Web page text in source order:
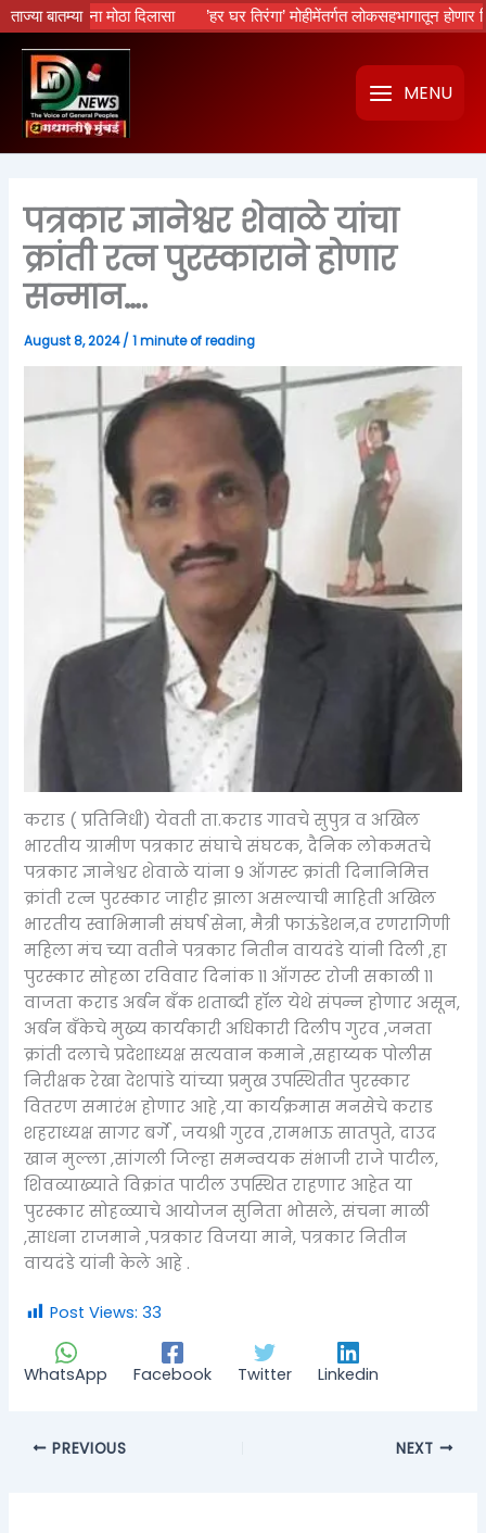
ताज्या बातम्यामोठा दिलासा ’हर घर तिरंगा’ मोहीमेंतर्गत लोकसहभागातून होणार
Skip
to
content
MENU
पत्रकार ज्ञानेश्वर शेवाळे यांचा
क्रांती रत्न पुरस्काराने होणार
सन्मान….
August 8, 2024/1 minute of reading
कराड ( प्रतिनिधी) येवती ता.कराड गावचे सुपुत्र व अखिल
भारतीय ग्रामीण पत्रकार संघाचे संघटक, दैनिक लोकमतचे
पत्रकार ज्ञानेश्वर शेवाळे यांना 9 ऑगस्ट क्रांती दिनानिमित्त
क्रांती रत्न पुरस्कार जाहीर झाला असल्याची माहिती अखिल
भारतीय स्वाभिमानी संघर्ष सेना, मैत्री फाऊंडेशन,व रणरागिणी
महिला मंच च्या वतीने पत्रकार नितीन वायदंडे यांनी दिली ,हा
पुरस्कार सोहळा रविवार दिनांक 11 ऑगस्ट रोजी सकाळी ११
वाजता कराड अर्बन बँक शताब्दी हॉल येथे संपन्न होणार असून,
अर्बन बँकेचे मुख्य कार्यकारी अधिकारी दिलीप गुरव ,जनता
क्रांती दलाचे प्रदेशाध्यक्ष सत्यवान कमाने ,सहाय्यक पोलीस
निरीक्षक रेखा देशपांडे यांच्या प्रमुख उपस्थितीत पुरस्कार
वितरण समारंभ होणार आहे ,या कार्यक्रमास मनसेचे कराड
शहराध्यक्ष सागर बर्गे , जयश्री गुरव ,रामभाऊ सातपुते, दाउद
खान मुल्ला ,सांगली जिल्हा समन्वयक संभाजी राजे पाटील,
शिवव्याख्याते विक्रांत पाटील उपस्थित राहणार आहेत या
पुरस्कार सोहळ्याचे आयोजन सुनिता भोसले, संचना माळी
,साधना राजमाने ,पत्रकार विजया माने, पत्रकार नितीन
वायदंडे यांनी केले आहे .
Post Views: 33
WhatsApp Facebook Twitter Linkedin
PREVIOUS NEXT